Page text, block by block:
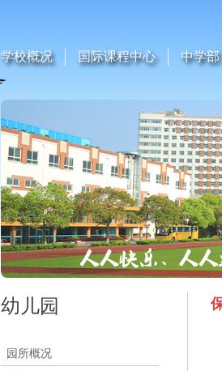
学校概况 国际课程中心 中学部
幼儿园
园所概况